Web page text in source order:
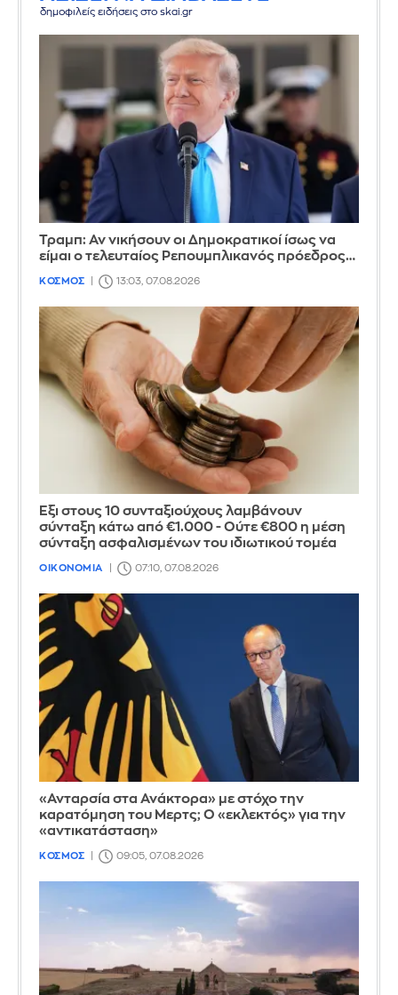
δημοφιλείς ειδήσεις στο skai.gr
Τραμπ: Αν νικήσουν οι Δημοκρατικοί ίσως να
είμαι ο τελευταίος Ρεπουμπλικανός πρόεδρος…
ΚΟΣΜΟΣ 13:03, 07.08.2026
Έξι στους 10 συνταξιούχους λαμβάνουν
σύνταξη κάτω από €1.000 - Ούτε €800 η μέση
σύνταξη ασφαλισμένων του ιδιωτικού τομέα
ΟΙΚΟΝΟΜΙΑ 07:10, 07.08.2026
«Ανταρσία στα Ανάκτορα» με στόχο την
καρατόμηση του Μερτς; Ο «εκλεκτός» για την
«αντικατάσταση»
ΚΟΣΜΟΣ 09:05, 07.08.2026